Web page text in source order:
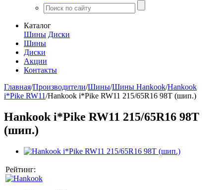
Каталог
Шины Диски
Шины
Диски
Акции
Контакты
Главная/Производители/Шины/Шины Hankook/Hankook
i*Pike RW11/Hankook i*Pike RW11 215/65R16 98T (шип.)
Hankook i*Pike RW11 215/65R16 98T
(шип.)
Рейтинг: